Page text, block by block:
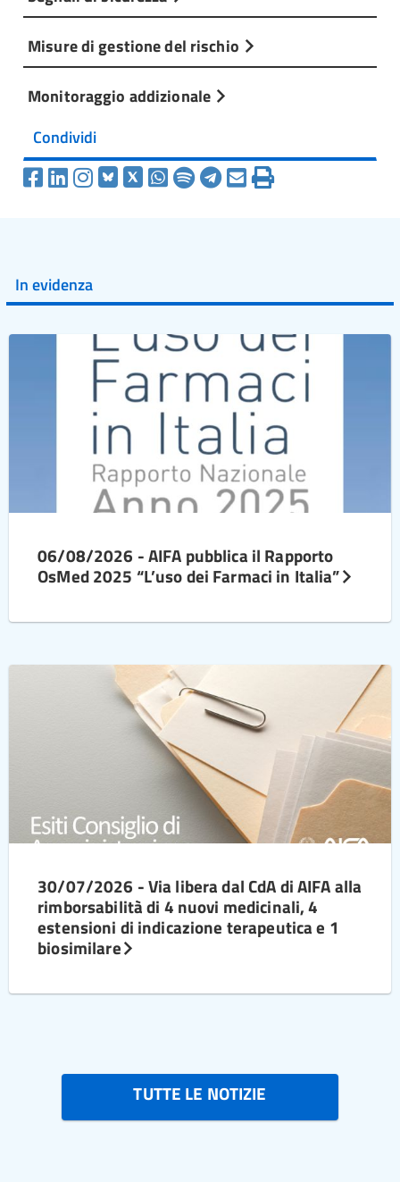
Misure di gestione del rischio
Monitoraggio addizionale
Condividi
In evidenza
06/08/2026 - AIFA pubblica il Rapporto
OsMed 2025 “L’uso dei Farmaci in Italia”
30/07/2026 - Via libera dal CdA di AIFA alla
rimborsabilità di 4 nuovi medicinali, 4
estensioni di indicazione terapeutica e 1
biosimilare
TUTTE LE NOTIZIE